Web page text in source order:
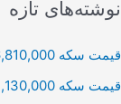
ج
ب
ر
نوشته‌های تازه
قیمت سکه 116,810,000 چهارشنبه ۱۴۰۰/۷/۲۸
قیمت سکه 117,130,000 سه شنبه ۱۴۰۰/۷/۲۷